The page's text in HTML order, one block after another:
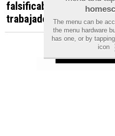
falsificaba documentos
trabajadores irregulares
The menu can be
the menu hardware
has one, or by
icon
funcionamiento del
cookies y como
Privacidad y Cookies
Aceptar